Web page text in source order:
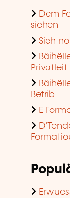
Dem
sichen
Sich
Privatleit
Betrib
E